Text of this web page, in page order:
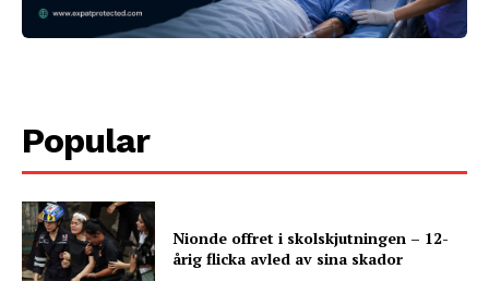
Popular
Nionde offret i skolskjutningen – 12-
årig flicka avled av sina skador